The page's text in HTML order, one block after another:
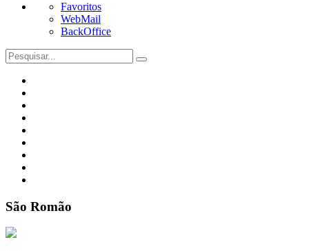
Favoritos
WebMail
BackOffice
São Romão